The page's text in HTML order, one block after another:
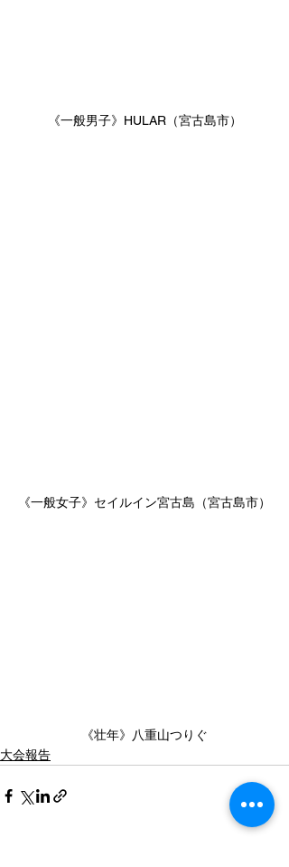
《一般男子》HULAR（宮古島市）
《一般女子》セイルイン宮古島（宮古島市）
《壮年》八重山つりぐ
大会報告